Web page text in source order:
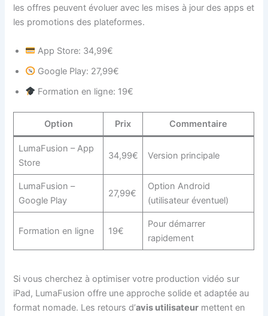
les offres peuvent évoluer avec les mises à jour des apps et
les promotions des plateformes.
App Store: 34,99€
Google Play: 27,99€
Formation en ligne: 19€
Option Prix Commentaire
LumaFusion – App
Store
34,99€ Version principale
LumaFusion –
Google Play
27,99€
Option Android
(utilisateur éventuel)
Formation en ligne 19€
Pour démarrer
rapidement
Si vous cherchez à optimiser votre production vidéo sur
iPad, LumaFusion offre une approche solide et adaptée au
format nomade. Les retours d’avis utilisateur mettent en